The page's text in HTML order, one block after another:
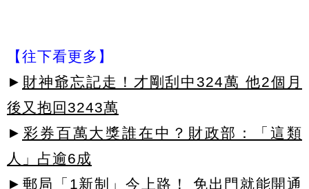
【往下看更多】
► 財神爺忘記走！才剛刮中324萬 他2個月
後又抱回3243萬
► 彩券百萬大獎誰在中？財政部：「這類
人」占逾6成
► 郵局「1新制」今上路！ 免出門就能開通